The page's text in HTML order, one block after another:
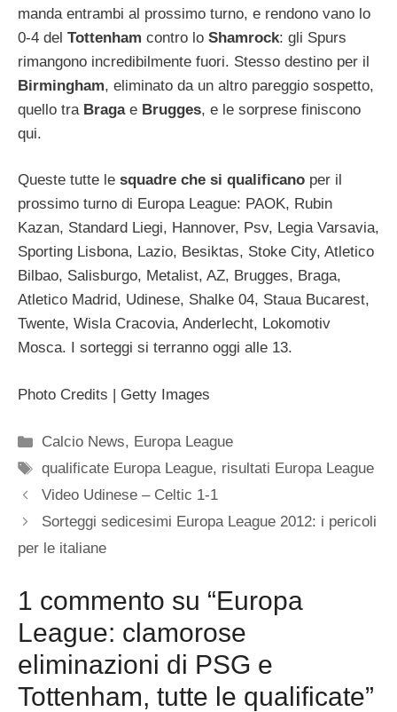
manda entrambi al prossimo turno, e rendono vano lo
0-4 del Tottenham contro lo Shamrock: gli Spurs
rimangono incredibilmente fuori. Stesso destino per il
Birmingham, eliminato da un altro pareggio sospetto,
quello tra Bragae Brugges, e le sorprese finiscono
qui.
Queste tutte le squadre che si qualificano per il
prossimo turno di Europa League: PAOK, Rubin
Kazan, Standard Liegi, Hannover, Psv, Legia Varsavia,
Sporting Lisbona, Lazio, Besiktas, Stoke City, Atletico
Bilbao, Salisburgo, Metalist, AZ, Brugges, Braga,
Atletico Madrid, Udinese, Shalke 04, Staua Bucarest,
Twente, Wisla Cracovia, Anderlecht, Lokomotiv
Mosca. I sorteggi si terranno oggi alle 13.
Photo Credits | Getty Images
Categorie
Calcio News, Europa League
Tag
qualificate Europa League, risultati Europa League
Video Udinese – Celtic 1-1
Sorteggi sedicesimi Europa League 2012: i pericoli
per le italiane
1 commento su “Europa
League: clamorose
eliminazioni di PSG e
Tottenham, tutte le qualificate”